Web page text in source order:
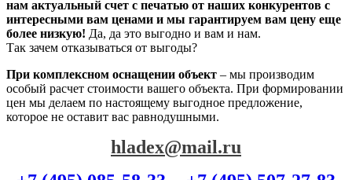
нам актуальный счет с печатью от наших конкурентов с
интересными вам ценами и мы гарантируем вам цену еще
более низкую! Да, да это выгодно и вам и нам.
Так зачем отказываться от выгоды?
При комплексном оснащении объект – мы производим
особый расчет стоимости вашего объекта. При формировании
цен мы делаем по настоящему выгодное предложение,
которое не оставит вас равнодушными.
hladex@mail.ru